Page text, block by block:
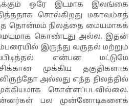
ஒரே இடமாக இலங்கை
சொல்கிறது மகாவம்சத்
தொன்மம் நிலத்தை மையமாகக்
கொண்டது அல்ல. இதன்
இருந்து வருதல் மற்றும்
என்பன மட்டுமே
முக்கிய தகுதிகளாக
அல்லது எந்த நிலத்தில்
கொள்ளப்படவில்லை.
பல முன்னோடிகளைக்